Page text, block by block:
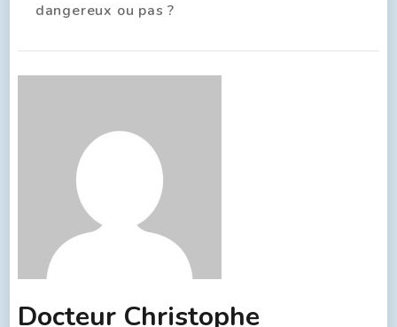
dangereux ou pas ?
Docteur Christophe